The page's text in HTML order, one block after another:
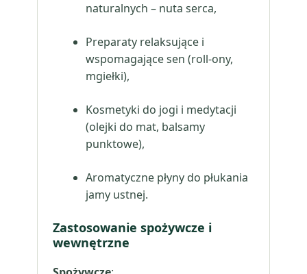
naturalnych – nuta serca,
Preparaty relaksujące i
wspomagające sen (roll-ony,
mgiełki),
Kosmetyki do jogi i medytacji
(olejki do mat, balsamy
punktowe),
Aromatyczne płyny do płukania
jamy ustnej.
Zastosowanie spożywcze i
wewnętrzne